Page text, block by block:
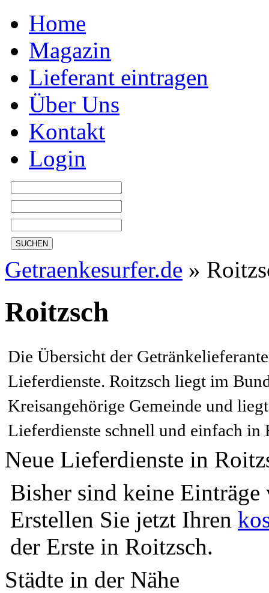
Home
Magazin
Lieferant eintragen
Über Uns
Kontakt
Login
SUCHEN
Getraenkesurfer.de »
Roitzsch
Die Übersicht der
Lieferdienste. Roitzsch liegt im
Kreisangehörige Gemeinde und
Lieferdienste schnell und einfach
Neue Lieferdienste in
Bisher sind keine
Erstellen Sie jetzt Ihren
der Erste in Roitzsch.
Städte in der Nähe